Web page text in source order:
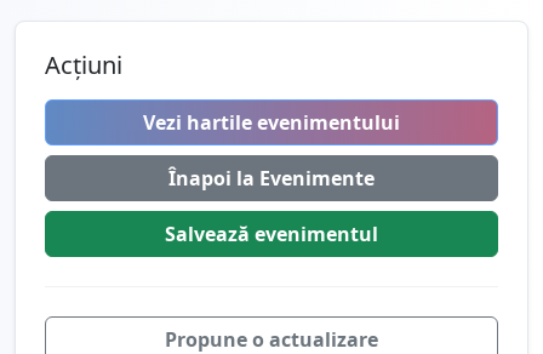
Acțiuni
Vezi hartile evenimentului
Înapoi la Evenimente
Salvează evenimentul
Propune o actualizare